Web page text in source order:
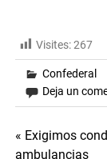
Visites:267
Confederal
Deja un
« Exigimos
ambulancias